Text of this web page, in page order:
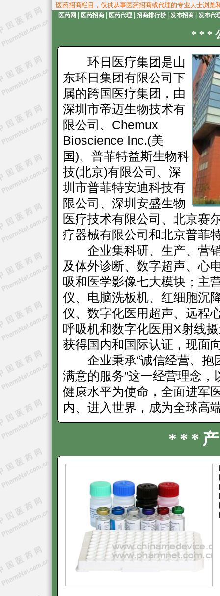
医药招商栏目，仅供从事医药招商或代理的专业人士浏览
医药网 医药招商 医药代理 招商排行榜 发布招商 发布代
***
环日医疗集团是山
东环日集团有限公司下
属的跨国医疗集团，由
深圳市帝迈生物技术有
限公司、Chemux
Bioscience Inc.(美
国)、普菲特益斯生物科
技(北京)有限公司、深
圳市普菲特安迪科技有
限公司、深圳安盛生物
医疗技术有限公司、北京赛
疗器械有限公司和北京普菲
企业集科研、生产、营销
及体外诊断、数字超声、心
吸和医学影像七大模块；主
仪、电脑洗板机、红细胞沉
仪、数字化医用超声、远程
呼吸机和数字化医用X射线
获得国内和国际认证，现面
企业秉承“诚信经营、抱
满意的服务”这一经营理念
健康水平为使命，全面进军
内、进入世界，成为全球高
***